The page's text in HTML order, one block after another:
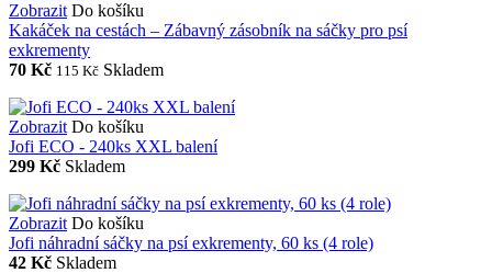
Zobrazit Do košíku
Kakáček na cestách – Zábavný zásobník na sáčky pro psí
exkrementy
70 Kč 115 Kč Skladem
Zobrazit Do košíku
Jofi ECO - 240ks XXL balení
299 Kč Skladem
Zobrazit Do košíku
Jofi náhradní sáčky na psí exkrementy, 60 ks (4 role)
42 Kč Skladem